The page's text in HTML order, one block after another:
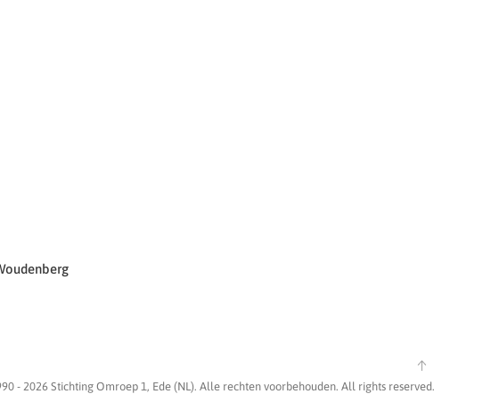
- 2026 Stichting Omroep 1, Ede (NL). Alle rechten voorbehouden. All rights reserved.